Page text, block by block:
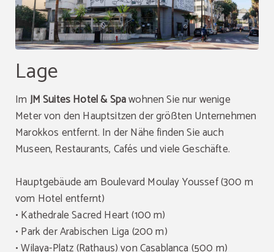
Lage
Im JM Suites Hotel & Spawohnen Sie nur wenige
Meter von den Hauptsitzen der größten Unternehmen
Marokkos entfernt. In der Nähe finden Sie auch
Museen, Restaurants, Cafés und viele Geschäfte.
Hauptgebäude am Boulevard Moulay Youssef (300 m
vom Hotel entfernt)
• Kathedrale Sacred Heart (100 m)
• Park der Arabischen Liga (200 m)
• Wilaya-Platz (Rathaus) von Casablanca (500 m)